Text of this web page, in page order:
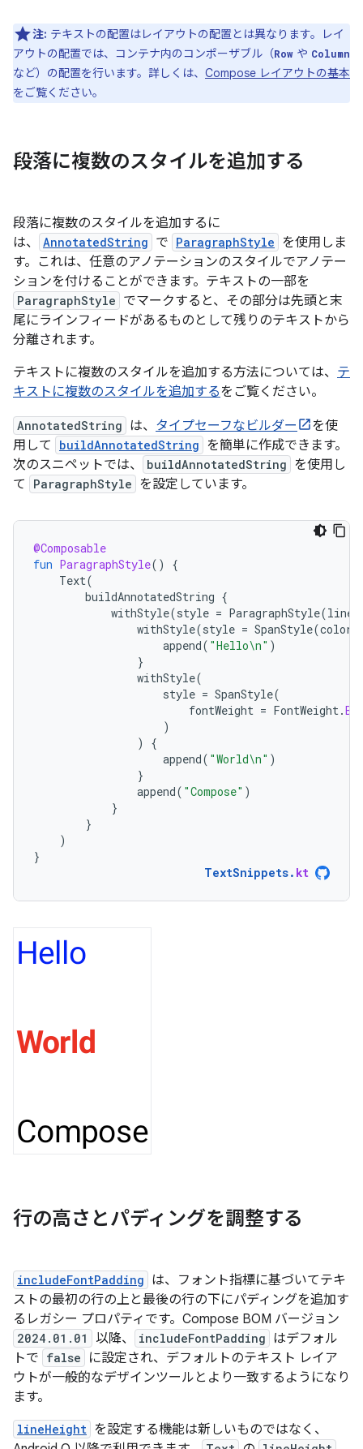
注: テキストの配置はレイアウトの配置とは異なります。レイ
アウトの配置では、コンテナ内のコンポーザブル（Row や Column
など）の配置を行います。詳しくは、 Compose レイアウトの基本
をご覧ください。
段落に複数のスタイルを追加する
段落に複数のスタイルを追加するに
は、
AnnotatedString で ParagraphStyle を使用しま
す。これは、任意のアノテーションのスタイルでアノテー
ションを付けることができます。テキストの一部を
ParagraphStyle でマークすると、その部分は先頭と末
尾にラインフィードがあるものとして残りのテキストから
分離されます。
テキストに複数のスタイルを追加する方法については、 テ
キストに複数のスタイルを追加するをご覧ください。
AnnotatedString は、 タイプセーフなビルダー
を使
用して
buildAnnotatedString を簡単に作成できます。
次のスニペットでは、
buildAnnotatedString を使用し
て
ParagraphStyle を設定しています。
@Composable
fun ParagraphStyle()
{
Text(
buildAnnotatedString {
withStyle(style = ParagraphStyle(
withStyle(style = SpanStyle(color
append( "Hello\n" )
}
withStyle(
style = SpanStyle(
fontWeight = FontWeight.
)
)
{
append( "World\n" )
}
append( "Compose" )
}
}
)
}
TextSnippets. kt
行の高さとパディングを調整する
includeFontPadding は、フォント指標に基づいてテキ
ストの最初の行の上と最後の行の下にパディングを追加す
るレガシー プロパティです。Compose BOM バージョン
2024.01.01 以降、 includeFontPadding はデフォル
トで false
に設定され、デフォルトのテキスト レイア
ウトが一般的なデザインツールとより一致するようになり
ます。
lineHeight を設定する機能は新しいものではなく、